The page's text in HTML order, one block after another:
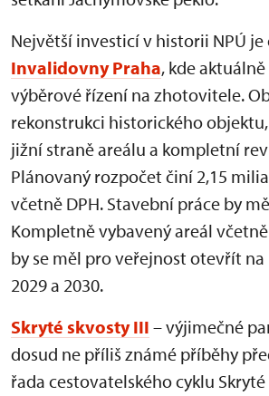
Největší investicí v historii NPÚ je
Invalidovny Praha, kde
výběrové řízení na zhotovitele.
rekonstrukci historického
jižní straně areálu a kompletní
Plánovaný rozpočet činí 2,15
včetně DPH. Stavební práce by
Kompletně vybavený areál
by se měl pro veřejnost otevřít
2029 a 2030.
Skryté skvosty III – výjimečné
dosud ne příliš známé příběhy
řada cestovatelského cyklu